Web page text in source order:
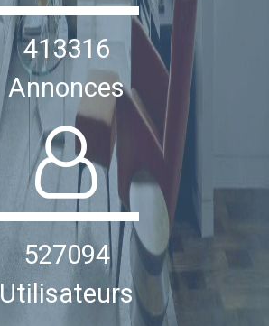
413316
Annonces
527094
Utilisateurs